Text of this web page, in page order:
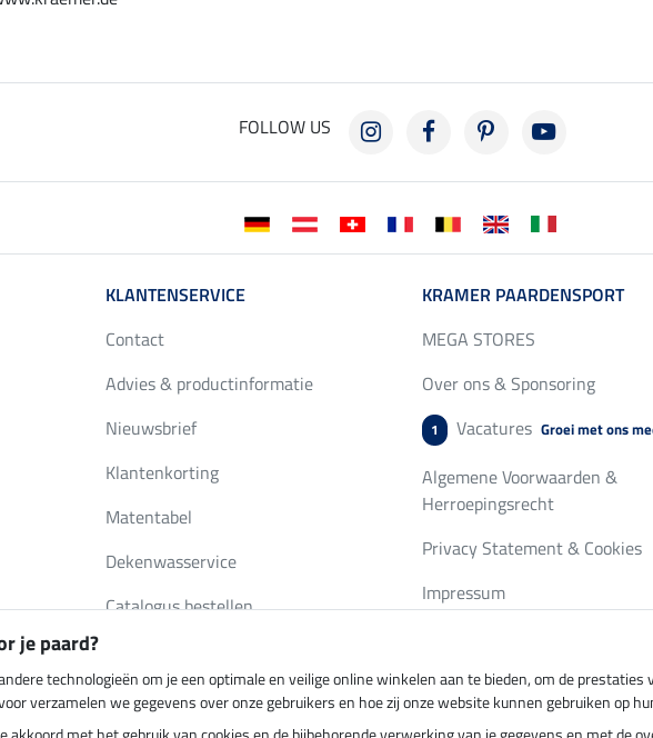
FOLLOW US
KLANTENSERVICE
Contact
Advies & productinformatie
Nieuwsbrief
Klantenkorting
Matentabel
Dekenwasservice
Catalogus bestellen
KRAMER PAARDENSPORT
MEGA STORES
Over ons & Sponsoring
1 Vacatures Groei met ons
Algemene Voorwaarden &
Herroepingsrecht
Privacy Statement & Cookies
Impressum
Verzending per Veilig betalen met
je paard?
technologieën om je een optimale en veilige online winkelen aan te bieden, om de
verzamelen we gegevens over onze gebruikers en hoe zij onze website kunnen gebruiken op